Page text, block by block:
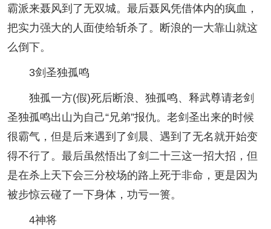
霸派来聂风到了无双城。最后聂风凭借体内的疯血，
把实力强大的人面使给斩杀了。断浪的一大靠山就这
么倒下。
3剑圣独孤鸣
独孤一方(假)死后断浪、独孤鸣、释武尊请老剑
圣独孤鸣出山为自己“兄弟”报仇。老剑圣出来的时候
很霸气，但是后来遇到了剑晨、遇到了无名就开始变
得不行了。最后虽然悟出了剑二十三这一招大招，但
是在杀上天下会三分校场的路上死于非命，更是因为
被步惊云碰了一下身体，功亏一篑。
4神将